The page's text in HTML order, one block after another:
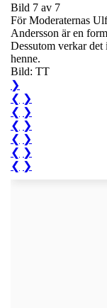
Bild 7 av 7
För Moderaternas
Andersson är en
Dessutom verkar
henne.
Bild: TT
❯
❮ ❯
❮ ❯
❮ ❯
❮ ❯
❮ ❯
❮ ❯